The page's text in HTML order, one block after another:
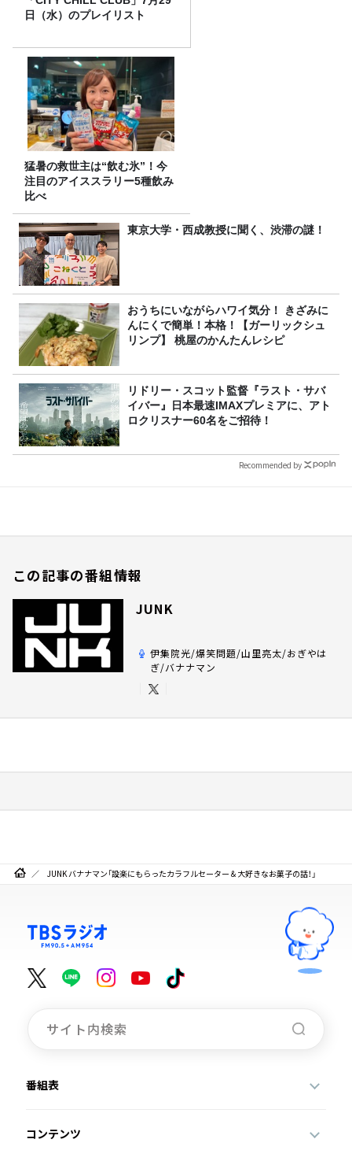
日（水）のプレイリスト
猛暑の救世主は“飲む氷”！今
注目のアイススラリー5種飲み
比べ
東京大学・西成教授に聞く、渋滞の謎！
おうちにいながらハワイ気分！ きざみに
んにくで簡単！本格！【ガーリックシュ
リンプ】 桃屋のかんたんレシピ
リドリー・スコット監督『ラスト・サバ
イバー』日本最速IMAXプレミアに、アト
ロクリスナー60名をご招待！
Recommended by
この記事の番組情報
JUNK
伊集院光/爆笑問題/山里亮太/おぎやは
ぎ/バナナマン
JUNK バナナマン「設楽にもらったカラフルセーター＆大好きなお菓子の話！」
番組表
コンテンツ